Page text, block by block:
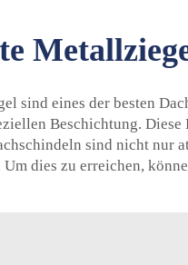
sind eines der besten
Beschichtung.
sind nicht nur
dies zu erreichen,